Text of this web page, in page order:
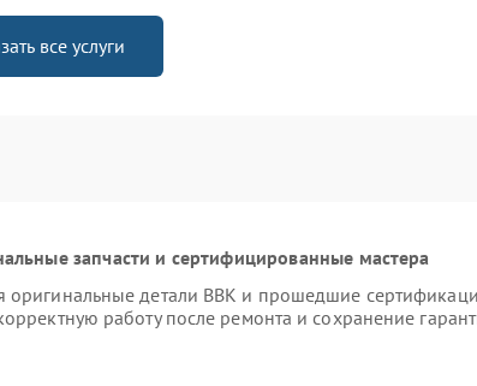
все услуги
запчасти и сертифицированные мастера
оригинальные детали BBK и прошедшие
работу после ремонта и сохранение